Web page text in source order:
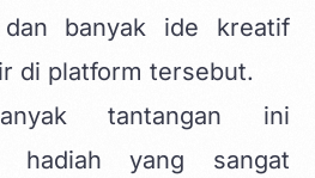
banyak ide kreatif
di platform tersebut.
tantangan ini
hadiah yang sangat